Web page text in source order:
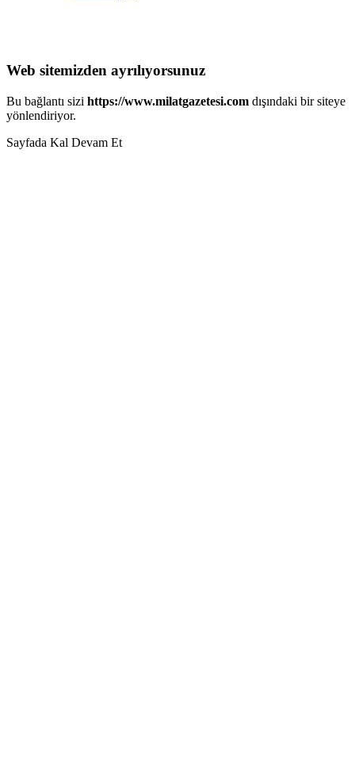
Web sitemizden ayrılıyorsunuz
Bu bağlantı sizi https://www.milatgazetesi.com dışındaki bir siteye
yönlendiriyor.
Sayfada Kal Devam Et